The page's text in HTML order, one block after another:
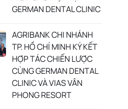
GERMAN DENTAL CLINIC
AGRIBANK CHI NHÁNH
TP. HỒ CHÍ MINH KÝ KẾT
HỢP TÁC CHIẾN LƯỢC
CÙNG GERMAN DENTAL
CLINIC VÀ VIAS VÂN
PHONG RESORT